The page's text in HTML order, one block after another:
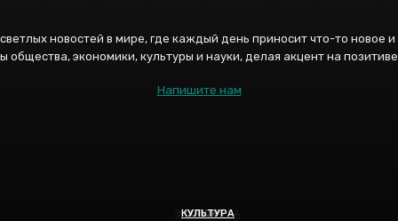
ЭНЕРГЕТИКА
СПОРТ
КУЛЬТУРА
новостей в мире, где каждый день приносит что-то новое
общества, экономики, культуры и науки, делая акцент на
Напишите нам